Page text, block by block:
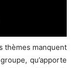
thèmes manquent
qu’apporte